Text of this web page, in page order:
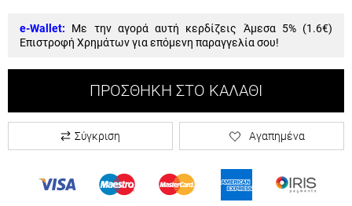
e-Wallet: Με την αγορά αυτή κερδίζεις Άμεσα 5% (1.6€)
Επιστροφή Χρημάτων για επόμενη παραγγελία σου!
ΠΡΟΣΘΉΚΗ ΣΤΟ ΚΑΛΆΘΙ
Σύγκριση Αγαπημένα